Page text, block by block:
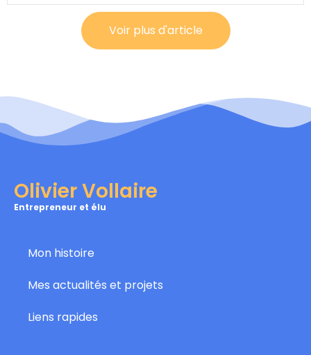
Voir plus d'article
Olivier Vollaire
Entrepreneur et élu
Mon histoire
Mes actualités et projets
Liens rapides